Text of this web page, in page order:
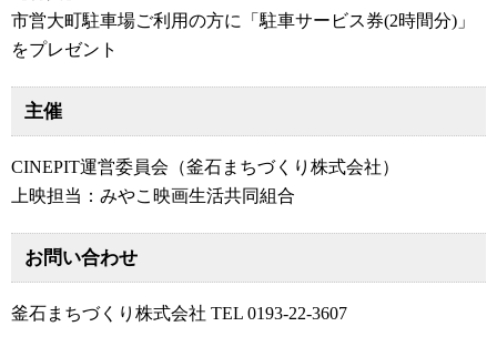
市営大町駐車場ご利用の方に「駐車サービス券(2時間分)」
をプレゼント
主催
CINEPIT運営委員会（釜石まちづくり株式会社）
上映担当：みやこ映画生活共同組合
お問い合わせ
釜石まちづくり株式会社 TEL 0193-22-3607